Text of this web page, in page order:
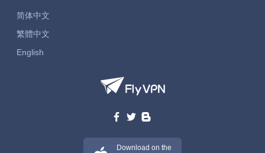
简体中文
繁體中文
English
Download on the